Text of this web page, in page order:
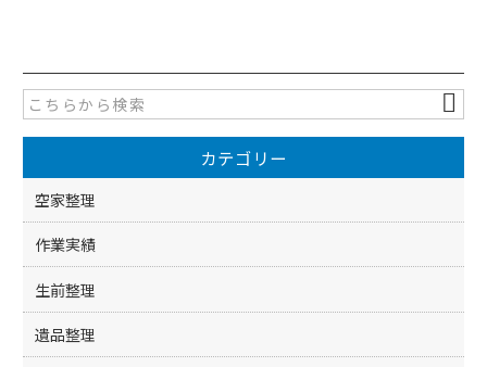
e
b
o
o
k
er
カテゴリー
空家整理
作業実績
生前整理
遺品整理